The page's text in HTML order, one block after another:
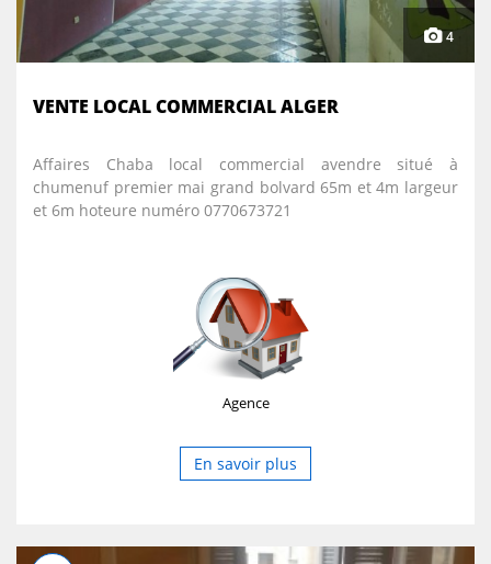
4
VENTE LOCAL COMMERCIAL ALGER
Affaires Chaba local commercial avendre situé à
chumenuf premier mai grand bolvard 65m et 4m largeur
et 6m hoteure numéro 0770673721
Agence
En savoir plus